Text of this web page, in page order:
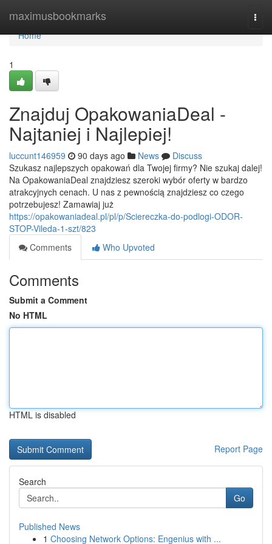
maximusbookmarks
Home
Home
1
Znajduj OpakowaniaDeal -
Najtaniej i Najlepiej!
luccunt146959 90 days ago News
Discuss
Szukasz najlepszych opakowań dla Twojej firmy? Nie szukaj dalej!
Na OpakowaniaDeal znajdziesz szeroki wybór oferty w bardzo
atrakcyjnych cenach. U nas z pewnością znajdziesz co czego
potrzebujesz! Zamawiaj już
https://opakowaniadeal.pl/pl/p/Sciereczka-do-podlogi-ODOR-
STOP-Vileda-1-szt/823
Comments
Who Upvoted
Comments
Submit a Comment
No HTML
HTML is disabled
Report Page
Search
Go
Published News
1 Choosing Network Options: Engenius with ...